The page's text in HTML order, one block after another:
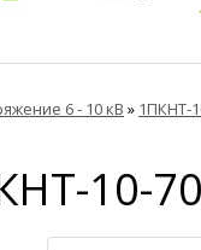
6 - 10 кВ » 1ПКНТ-
10-